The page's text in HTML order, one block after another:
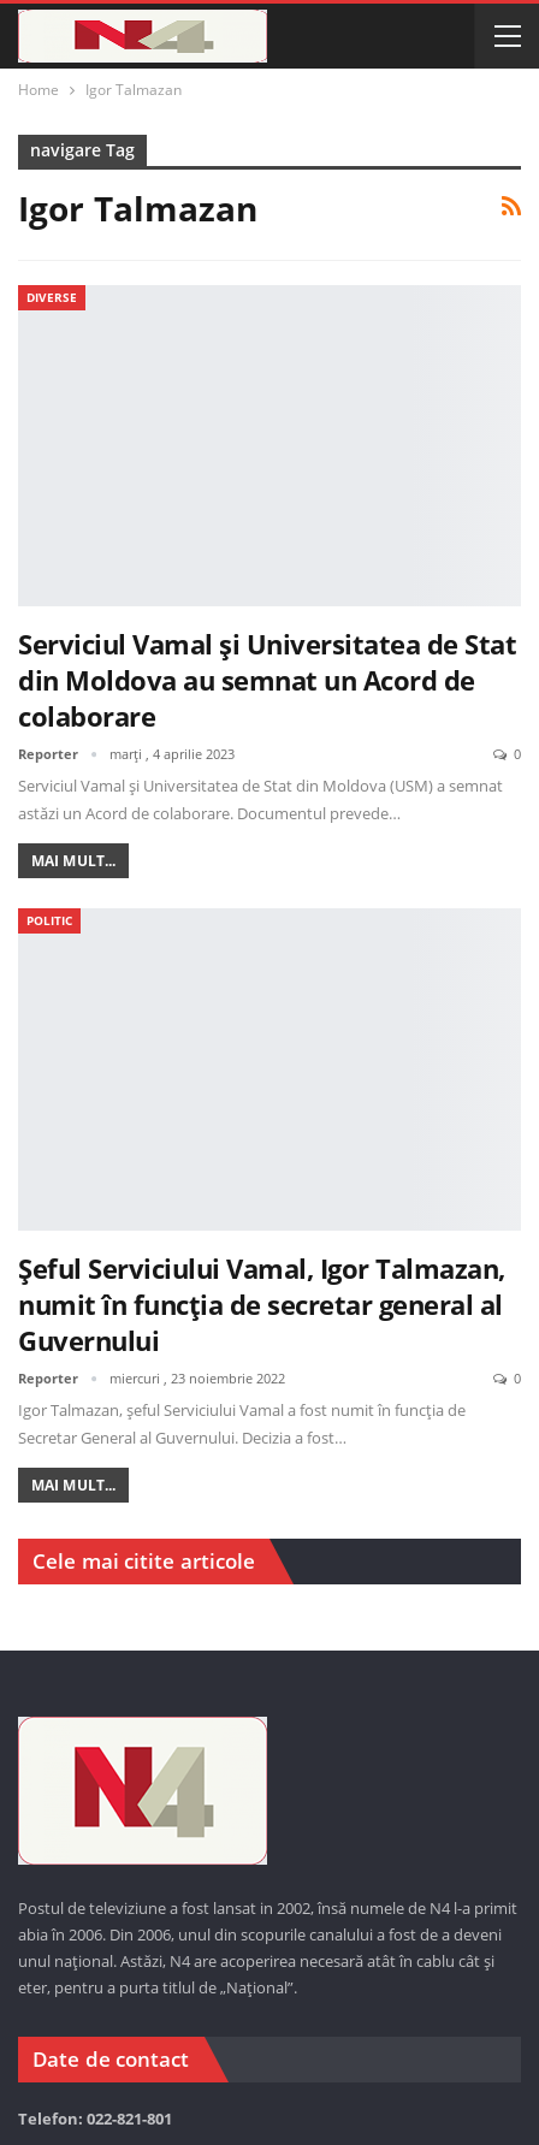
Home Igor Talmazan
navigare Tag
Igor Talmazan
DIVERSE
Serviciul Vamal și Universitatea de Stat
din Moldova au semnat un Acord de
colaborare
Reporter marți , 4 aprilie 2023 0
Serviciul Vamal și Universitatea de Stat din Moldova (USM) a semnat
astăzi un Acord de colaborare. Documentul prevede…
MAI MULT...
POLITIC
Șeful Serviciului Vamal, Igor Talmazan,
numit în funcția de secretar general al
Guvernului
Reporter miercuri , 23 noiembrie 2022 0
Igor Talmazan, șeful Serviciului Vamal a fost numit în funcția de
Secretar General al Guvernului. Decizia a fost…
MAI MULT...
Cele mai citite articole
Postul de televiziune a fost lansat in 2002, însă numele de N4 l-a primit
abia în 2006. Din 2006, unul din scopurile canalului a fost de a deveni
unul național. Astăzi, N4 are acoperirea necesară atât în cablu cât și
eter, pentru a purta titlul de „Național”.
Date de contact
Telefon: 022-821-801